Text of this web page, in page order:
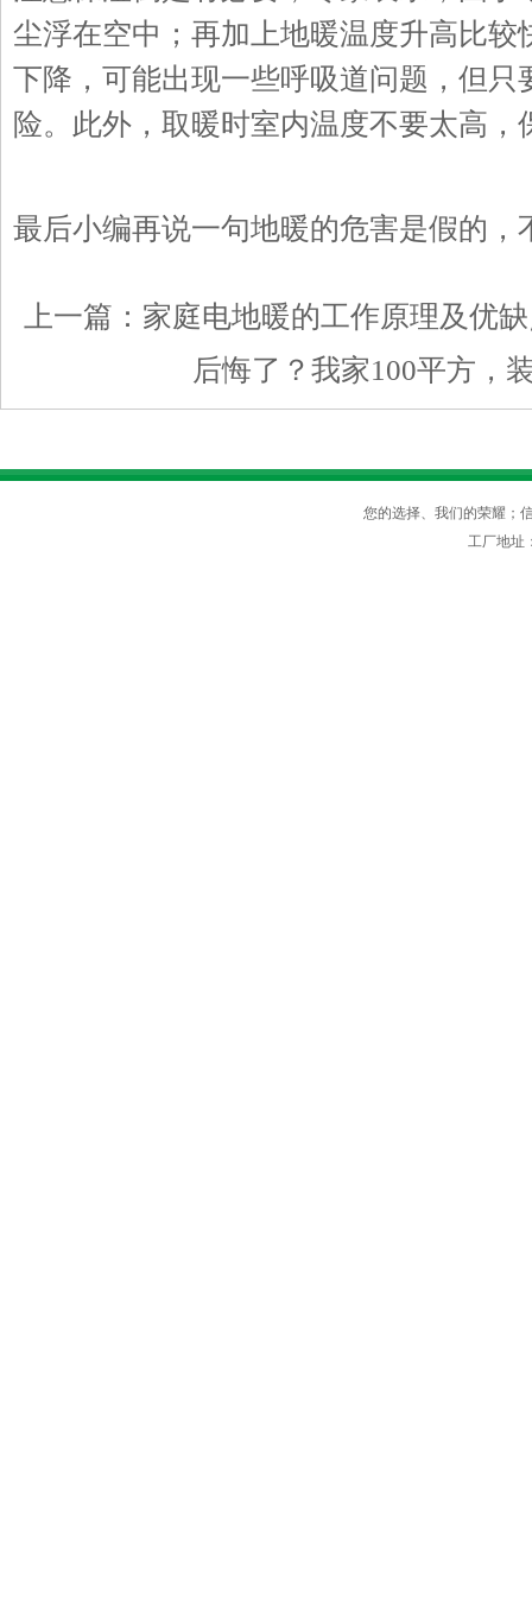
尘浮在空中；再加上地暖温度升高比
下降，可能出现一些呼吸道问题，但
险。此外，取暖时室内温度不要太高，
最后小编再说一句地暖的危害是假的
上一篇： 家庭电地暖的工作原理及优
后悔了？我家100平方，
您的选择、我们的荣耀；
工厂地址